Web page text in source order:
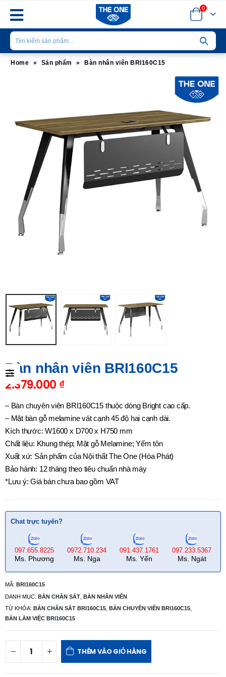
0
Home » Sản phẩm » Bàn nhân viên BRI160C15
Bàn nhân viên BRI160C15
2.379.000 ₫
– Bàn chuyên viên BRI160C15 thuộc dòng Bright cao cấp.
– Mặt bàn gỗ melamine vát cạnh 45 độ hai cạnh dài.
Kích thước: W1600 x D700 x H750 mm
Chất liệu: Khung thép; Mặt gỗ Melamine; Yếm tôn
Xuất xứ: Sản phẩm của Nội thất The One (Hòa Phát)
Bảo hành: 12 tháng theo tiêu chuẩn nhà máy
*Lưu ý: Giá bán chưa bao gồm VAT
Chat trực tuyến?
097.655.8225
Ms. Phương
0972.710.234
Ms. Nga
091.437.1761
Ms. Yến
097.233.5367
Ms. Ngát
MÃ: BRI160C15
DANH MỤC: BÀN CHÂN SẮT BÀN NHÂN VIÊN
TỪ KHÓA: BÀN CHÂN SẮT BRI160C15 BÀN CHUYÊN VIÊN BRI160C15
BÀN LÀM VIỆC BRI160C15
THÊM VÀO GIỎ HÀNG